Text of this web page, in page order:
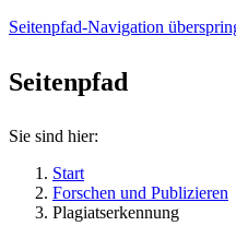
Seitenpfad-Navigation
Seitenpfad
Sie sind hier:
Start
Forschen und Publizieren
Plagiatserkennung